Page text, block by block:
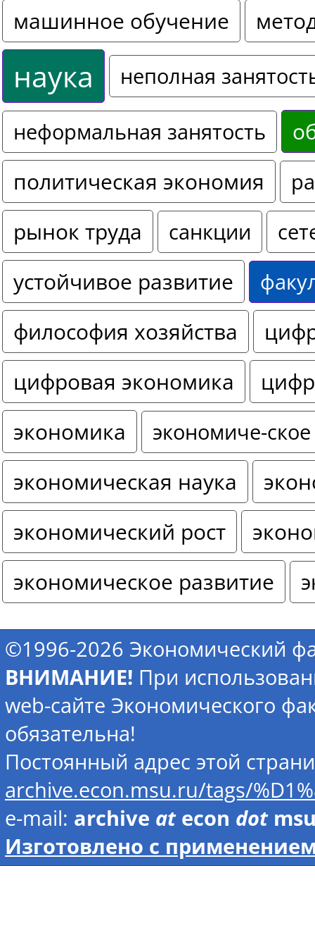
машинное обучение
наука
неполная
неформальная занятость
политическая экономия
рынок труда санкции
устойчивое развитие
философия хозяйства
цифровая экономика
экономика
экономиче-
экономическая наука
экономический рост
экономическое развитие
©1996-2026 Экономический
ВНИМАНИЕ! При
web-сайте Экономического
обязательна!
Постоянный адрес этой
archive.econ.msu.ru/tags/
e-mail: archive atecon dot
Изготовлено с